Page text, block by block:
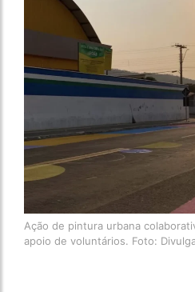
Ação de pintura urbana
apoio de voluntários. Foto: